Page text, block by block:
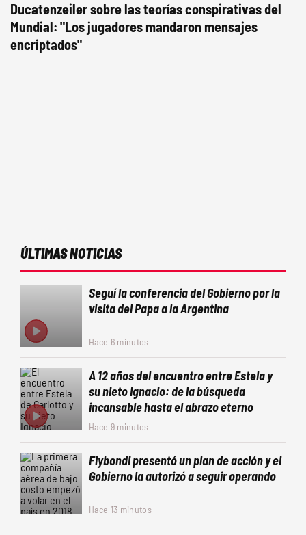
Ducatenzeiler sobre las teorías conspirativas del
Mundial: "Los jugadores mandaron mensajes
encriptados"
ÚLTIMAS NOTICIAS
Seguí la conferencia del Gobierno por la
visita del Papa a la Argentina
Hace 6 minutos
A 12 años del encuentro entre Estela y
su nieto Ignacio: de la búsqueda
incansable hasta el abrazo eterno
Hace 9 minutos
Flybondi presentó un plan de acción y el
Gobierno la autorizó a seguir operando
Hace 13 minutos